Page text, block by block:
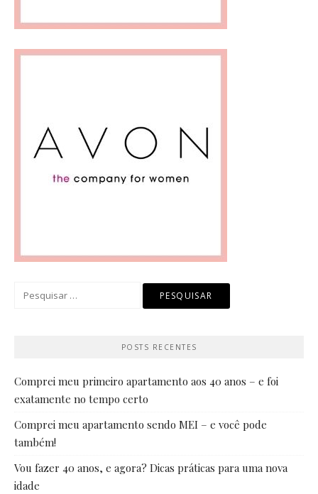
POSTS RECENTES
Comprei meu primeiro apartamento aos 40 anos – e foi
exatamente no tempo certo
Comprei meu apartamento sendo MEI – e você pode
também!
Vou fazer 40 anos, e agora? Dicas práticas para uma nova
idade